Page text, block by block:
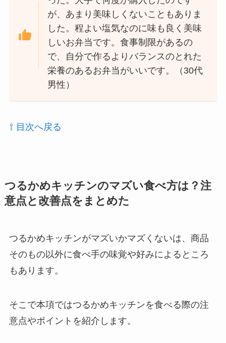
が、あまり美味しくないこともありま
した。程よい塩気なのに味も良く美味
しいお弁当です。食事制限があるの
で、自分で作るよりバランスのとれた
栄養のあるお弁当がいいです。（30代
男性）
⇧ 目次へ戻る
つるかめキッチンのマズい食べ方は？注
意点と改善点をまとめた
つるかめキッチンがマズいかマズくないは、商品
そのもの以外に食べ手の味覚や好みによるところ
もあります。
そこで本項ではつるかめキッチンを食べる際の注
意点やポイントを紹介します。